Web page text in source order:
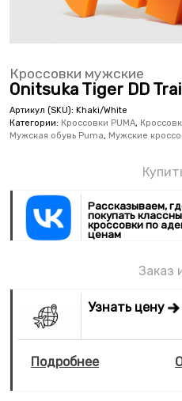
Кроссовки мужские
Onitsuka Tiger DD
Артикул (SKU): Khaki/White
Категории: Кроссовки PUMA,
Мужская обувь Puma, Мужские
Рассказываем,
покупать
кроссовки по
ценам
Заказ
Узнать цену
Подробнее